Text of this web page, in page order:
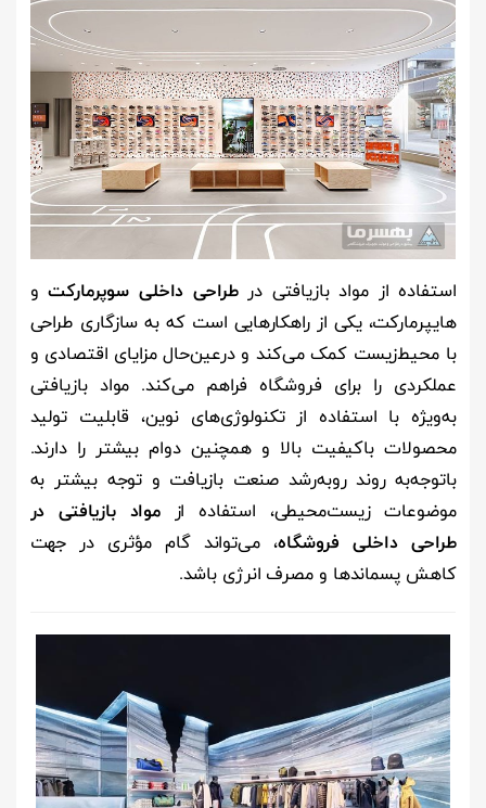
استفاده از مواد بازیافتی درطراحی داخلی سوپرمارکتو
هایپرمارکت، یکی از راهکارهایی است که به سازگاری طراحی
با محیط‌زیست کمک می‌کند و درعین‌حال مزایای اقتصادی و
عملکردی را برای فروشگاه فراهم می‌کند. مواد بازیافتی
به‌ویژه با استفاده از تکنولوژی‌های نوین، قابلیت تولید
محصولات باکیفیت بالا و همچنین دوام بیشتر را دارند.
باتوجه‌به روند روبه‌رشد صنعت بازیافت و توجه بیشتر به
موضوعات زیست‌محیطی، استفاده از مواد بازیافتی در
طراحی داخلی فروشگاه‌، می‌تواند گام مؤثری در جهت
کاهش پسماندها و مصرف انرژی باشد.